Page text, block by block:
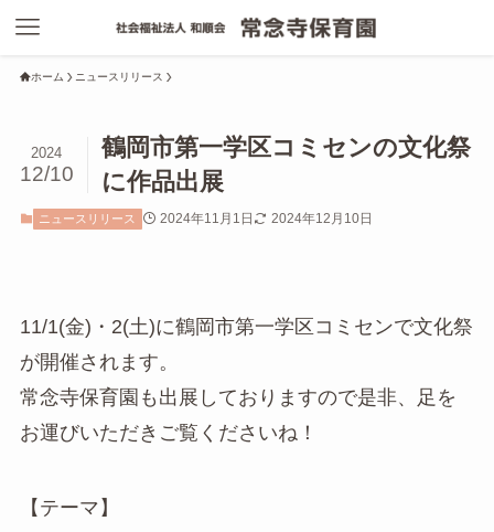
ホーム ニュースリリース
鶴岡市第一学区コミセンの文化祭
に作品出展
2024
12/10
ニュースリリース 2024年11月1日 2024年12月10日
11/1(金)・2(土)に鶴岡市第一学区コミセンで文化祭
が開催されます。
常念寺保育園も出展しておりますので是非、足を
お運びいただきご覧くださいね！
【テーマ】